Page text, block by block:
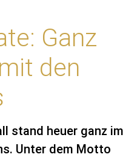
Ganz
den
stand heuer ganz im
Unter dem Motto